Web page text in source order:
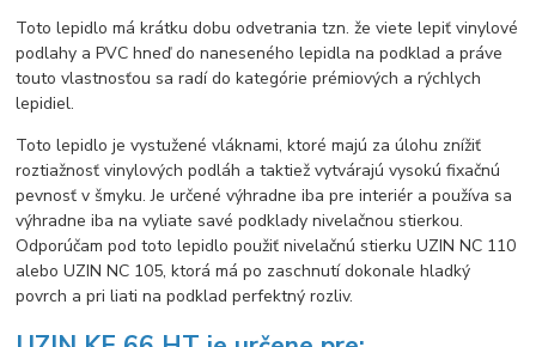
Toto lepidlo má krátku dobu odvetrania tzn. že viete lepiť vinylové
podlahy a PVC hneď do naneseného lepidla na podklad a práve
touto vlastnosťou sa radí do kategórie prémiových a rýchlych
lepidiel.
Toto lepidlo je vystužené vláknami, ktoré majú za úlohu znížiť
roztiažnosť vinylových podláh a taktiež vytvárajú vysokú fixačnú
pevnosť v šmyku. Je určené výhradne iba pre interiér a používa sa
výhradne iba na vyliate savé podklady nivelačnou stierkou.
Odporúčam pod toto lepidlo použiť nivelačnú stierku UZIN NC 110
alebo UZIN NC 105, ktorá má po zaschnutí dokonale hladký
povrch a pri liati na podklad perfektný rozliv.